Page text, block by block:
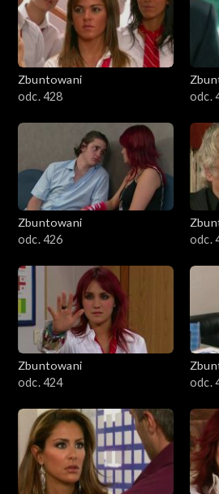
Zbuntowani
odc. 428
odc.
Zbuntowani
odc. 426
odc.
Zbuntowani
odc. 424
odc.